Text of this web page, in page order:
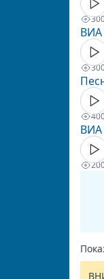
ВИА
ВИА